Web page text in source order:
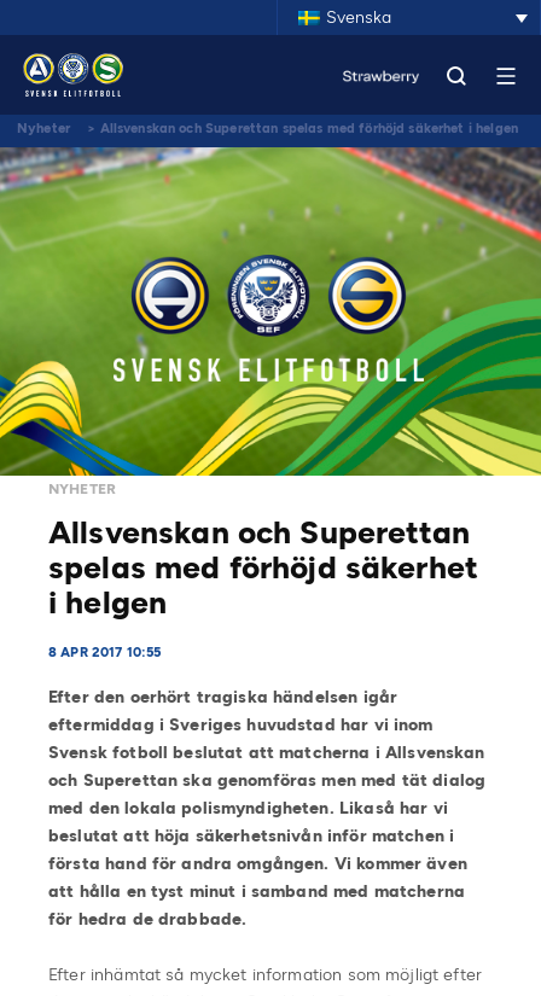
Svenska
Nyheter > Allsvenskan och Superettan spelas med förhöjd säkerhet i helgen
NYHETER
Allsvenskan och Superettan
spelas med förhöjd säkerhet
i helgen
8 APR 2017 10:55
Efter den oerhört tragiska händelsen igår
eftermiddag i Sveriges huvudstad har vi inom
Svensk fotboll beslutat att matcherna i Allsvenskan
och Superettan ska genomföras men med tät dialog
med den lokala polismyndigheten. Likaså har vi
beslutat att höja säkerhetsnivån inför matchen i
första hand för andra omgången. Vi kommer även
att hålla en tyst minut i samband med matcherna
för hedra de drabbade.
Efter inhämtat så mycket information som möjligt efter